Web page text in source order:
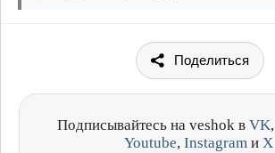
Поделиться
Подписывайтесь на veshok в VK,
Youtube, Instagram и X